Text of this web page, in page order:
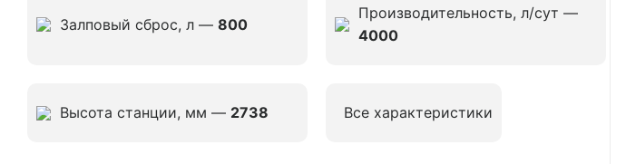
Залповый сброс, л — 800
Производительность, л/сут —
4000
Высота станции, мм — 2738 Все характеристики